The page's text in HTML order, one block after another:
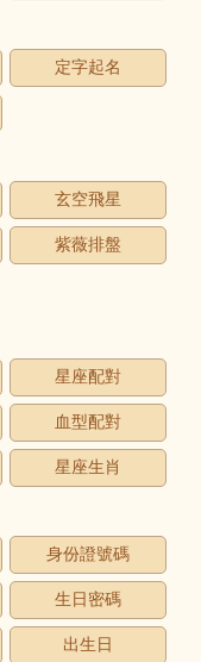
定字起名
玄空飛星
紫薇排盤
星座配對
血型配對
星座生肖
身份證號碼
生日密碼
出生日